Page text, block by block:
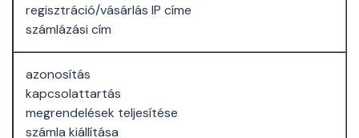
regisztráció/vásárlás IP címe
számlázási cím
azonosítás
kapcsolattartás
megrendelések teljesítése
számla kiállítása